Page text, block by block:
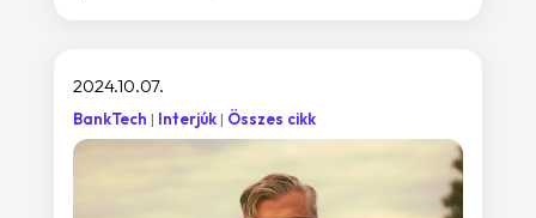
2024.10.07.
BankTech Interjúk Összes cikk